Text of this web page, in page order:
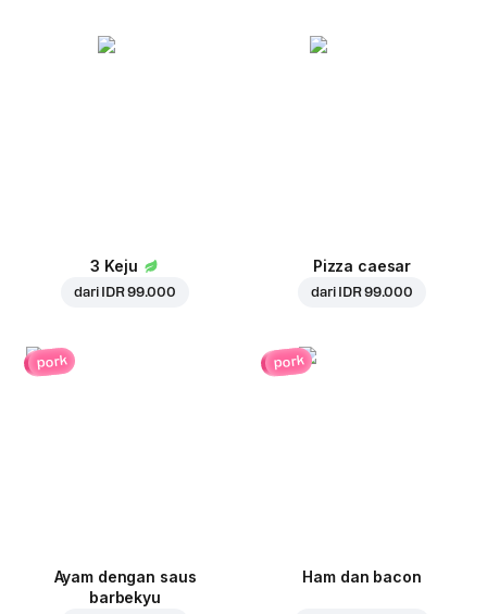
3 Keju
dari IDR 99.000
Pizza caesar
dari IDR 99.000
pork
Ayam dengan saus
barbekyu
pork
Ham dan bacon